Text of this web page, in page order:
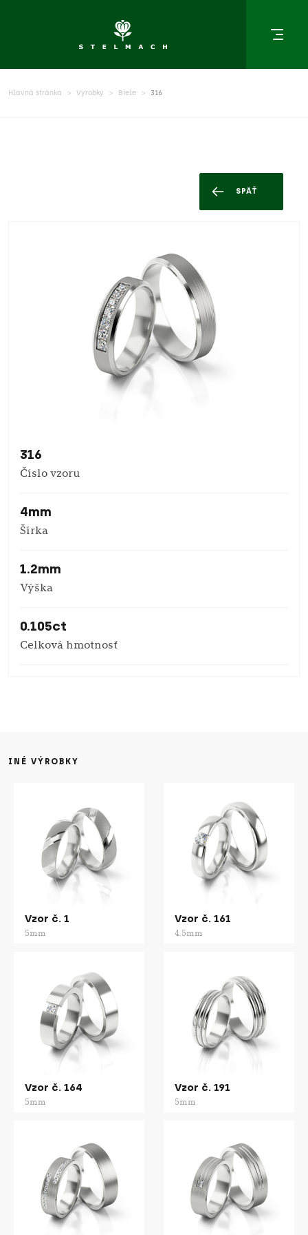
Hlavná stránka Výrobky Biele 316
SPÄŤ
316
Číslo vzoru
4mm
Šírka
1.2mm
Výška
0.105ct
Celková hmotnosť
INÉ VÝROBKY
Vzor č. 1
5mm
Vzor č. 161
4.5mm
Vzor č. 164
5mm
Vzor č. 191
5mm